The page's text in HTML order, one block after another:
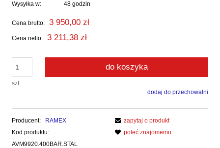
Wysyłka w:
48 godzin
Cena brutto: 3 950,00 zł
Cena netto: 3 211,38 zł
szt.
do koszyka
dodaj do przechowalni
Producent:
RAMEX
Kod produktu:
AVM9920.400BAR.STAL
zapytaj o produkt
poleć znajomemu